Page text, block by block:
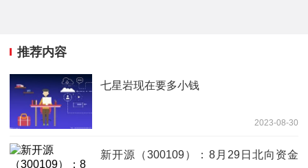
推荐内容
七星岩现在要多小钱
2023-08-30
新开源（300109）：8月29日北向资金